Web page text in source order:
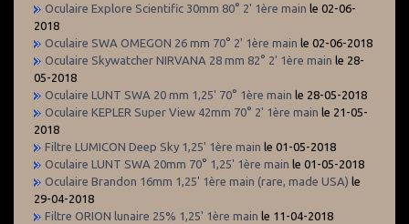
Oculaire Explore Scientific 30mm 80° 2' 1ère main le 02-06-
2018
Oculaire SWA OMEGON 26 mm 70° 2' 1ère main le 02-06-2018
Oculaire Skywatcher NIRVANA 28 mm 82° 2' 1ère main le 28-
05-2018
Oculaire LUNT SWA 20 mm 1,25' 70° 1ère main le 28-05-2018
Oculaire KEPLER Super View 42mm 70° 2' 1ère main le 21-05-
2018
Filtre LUMICON Deep Sky 1,25' 1ère main le 01-05-2018
Oculaire LUNT SWA 20mm 70° 1,25' 1ère main le 01-05-2018
Oculaire Brandon 16mm 1,25' 1ère main (rare, made USA) le
29-04-2018
Filtre ORION lunaire 25% 1,25' 1ère main le 11-04-2018